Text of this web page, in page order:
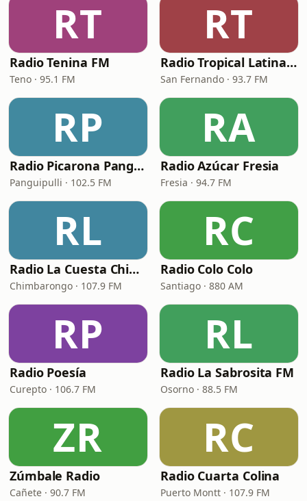
RT
Radio Tenina FM
Teno · 95.1 FM
RT
Radio Tropical Latina (RTL) — San Fernando
San Fernando · 93.7 FM
RP
Radio Picarona Panguipulli
Panguipulli · 102.5 FM
RA
Radio Azúcar Fresia
Fresia · 94.7 FM
RL
Radio La Cuesta Chimbarongo
Chimbarongo · 107.9 FM
RC
Radio Colo Colo
Santiago · 880 AM
RP
Radio Poesía
Curepto · 106.7 FM
RL
Radio La Sabrosita FM
Osorno · 88.5 FM
ZR
Zúmbale Radio
Cañete · 90.7 FM
RC
Radio Cuarta Colina
Puerto Montt · 107.9 FM